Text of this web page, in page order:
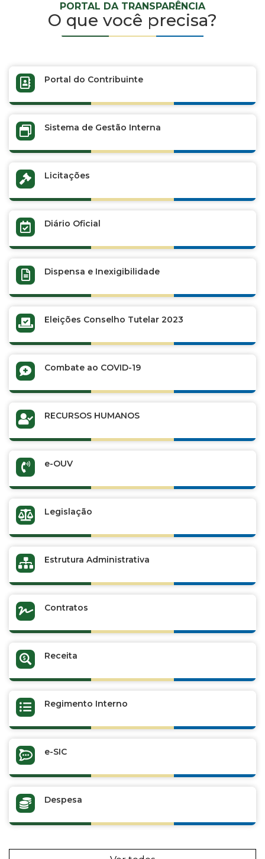
PORTAL DA TRANSPARÊNCIA
O que você precisa?
Portal do Contribuinte
Sistema de Gestão Interna
Licitações
Diário Oficial
Dispensa e Inexigibilidade
Eleições Conselho Tutelar 2023
Combate ao COVID-19
RECURSOS HUMANOS
e-OUV
Legislação
Estrutura Administrativa
Contratos
Receita
Regimento Interno
e-SIC
Despesa